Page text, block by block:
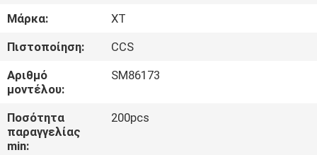
ΕΜΕΊΣ
ΓΎΡΟΣ
ΕΡΓΟΣΤΑΣΊΩΝ
ΠΟΙΟΤΙΚΌΣ
Μάρκα:
XT
Πιστοποίηση:
CCS
Αριθμό
μοντέλου:
SM86173
Ποσότητα
παραγγελίας
min:
200pcs